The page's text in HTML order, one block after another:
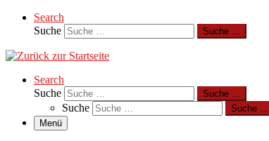
Search
Suche
Suche …
Search
Suche
Suche …
Suche
Suche …
Menü